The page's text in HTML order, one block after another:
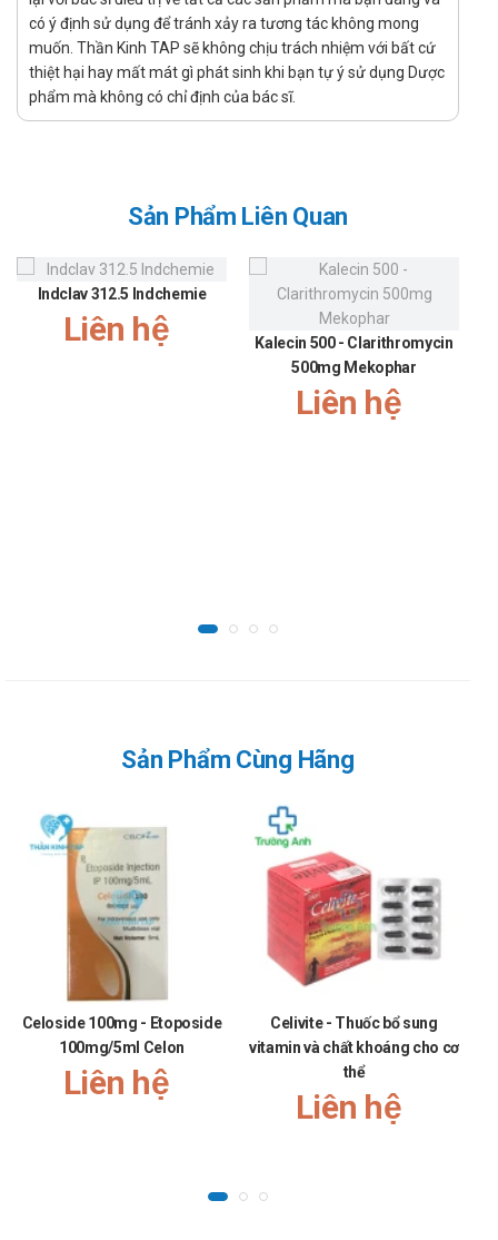
nên tự ý sử dụng.
Lái xe và vận hành máy móc: Chưa có báo cáo cụ thể về
những ảnh hưởng của Celevox 500mg đối với khả năng lái
xe và vận hành máy móc. Tuy nhiên, để đảm bảo an toàn
Bảo quản nơi khô ráo, tránh để ở nơi có nhiệt độ cao hoặc
ẩm ướt, như trong phòng tắm.
Để ở nơi an toàn, tránh xa tầm tay trẻ em.
Nhà sản xuất
có ý định sử dụng để tránh xảy ra tương tác không mong
muốn. Thần Kinh TAP sẽ không chịu trách nhiệm với bất cứ
thiệt hại hay mất mát gì phát sinh khi bạn tự ý sử dụng Dược
phẩm mà không có chỉ định của bác sĩ.
Sản Phẩm Liên Quan
Indclav 312.5 Indchemie
Liên hệ
Kalecin 500 - Clarithromycin
500mg Mekophar
Liên hệ
Sản Phẩm Cùng Hãng
Celoside 100mg - Etoposide
100mg/5ml Celon
Liên hệ
Celivite - Thuốc bổ sung
vitamin và chất khoáng cho cơ
thể
Liên hệ